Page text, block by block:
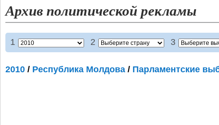
Архив политической рекламы
1 2 3
2010 / Республика Молдова / Парламентские